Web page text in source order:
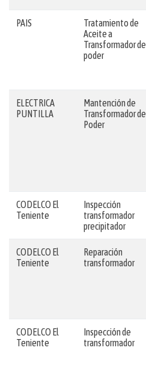
PAIS
Tratamiento de
Aceite a
Transformador de
poder
ELECTRICA
PUNTILLA
Mantención de
Transformador de
Poder
CODELCO El
Teniente
Inspección
transformador
precipitador
CODELCO El
Teniente
Reparación
transformador
CODELCO El
Teniente
Inspección de
transformador